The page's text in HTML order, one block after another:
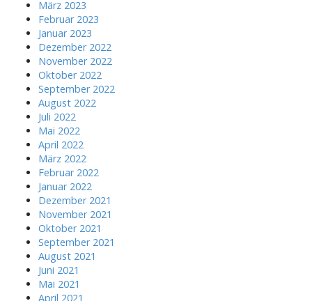
März 2023
Februar 2023
Januar 2023
Dezember 2022
November 2022
Oktober 2022
September 2022
August 2022
Juli 2022
Mai 2022
April 2022
März 2022
Februar 2022
Januar 2022
Dezember 2021
November 2021
Oktober 2021
September 2021
August 2021
Juni 2021
Mai 2021
April 2021